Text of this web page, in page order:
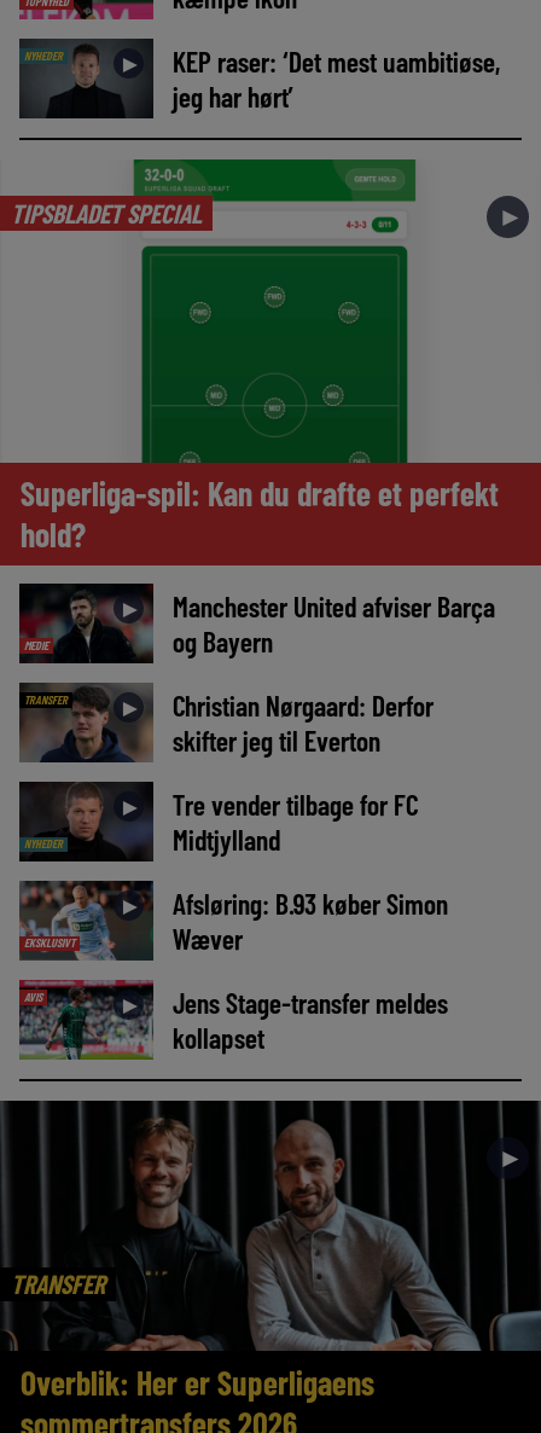
NYHEDER ►
KEP raser: ‘Det mest uambitiøse,
jeg har hørt’
TIPSBLADET SPECIAL ►
Superliga-spil: Kan du drafte et perfekt
hold?
MEDIE
►
Manchester United afviser Barça
og Bayern
TRANSFER ►
Christian Nørgaard: Derfor
skifter jeg til Everton
NYHEDER
►
Tre vender tilbage for FC
Midtjylland
EKSKLUSIVT
►
Afsløring: B.93 køber Simon
Wæver
AVIS ►
Jens Stage-transfer meldes
kollapset
TRANSFER
►
Overblik: Her er Superligaens
sommertransfers 2026